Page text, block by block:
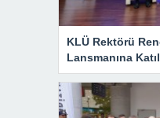
KLÜ Rektörü
Lansmanına